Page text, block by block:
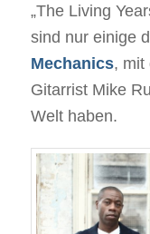
„The Living
sind nur einige
Mechanics, mit
Gitarrist Mike
Welt haben.